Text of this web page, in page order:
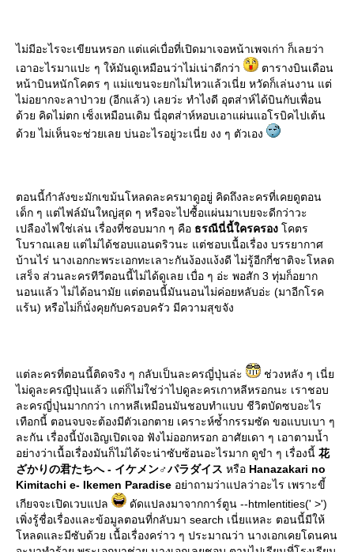
ไม่มีอะไรจะเขียนหรอก แต่แค่เบื่อที่เปิดมาเจอหน้าเพจเก่า ก็เลยว่า
เอาอะไรมาแปะ ๆ ให้มันดูเหมือนว่าไม่เน่าดีกว่า
ตารางบินเดือน
หน้าบินหนักโคตร ๆ แม่แขนจะยกไม่ไหวแล้วเนี่ย หวัดก็เล่นงาน แต่
ไม่อยากจะลาป่าวย (อีกแล้ว) เลยว่ะ ทำไงดี อุตส่าห์ได้บินกับเพื่อน
ด้วย คิดไม่ตก เซ็งเหมือนเดิม นี่อุตส่าห์หอบเอาแผ่นแอโรบิคไปเต้น
ด้วย ไม่เห็นจะช่วยเลย บ่นอะไรอยู่วะเนี่ย งง ๆ ตัวเอง
ตอนนี้กำลังขะมักเขม้นโหลดละครมาดูอยู่ คิดถึงละครที่เคยดูตอน
เด็ก ๆ แต่ไฟล์มันใหญ่สุด ๆ หรือจะไปซื้อแผ่นมาเบยจะดีกว่าวะ
เปลืองไฟใช่เล่น เรื่องที่ชอบมาก ๆ คือ ธรณีนี่นี้ใครครอง คตร
บราณเลย แต่ไม่ได้ชอบแอนดริวนะ แต่ชอบเนื้อเรื่อง บรรยากาศ
บ้านไร่ นางเอกกะพระเอกทะเลาะกันง้องแง้งดี ไม่รู้อีกกี่ชาติจะโหลด
เสร็จ ส่วนละครทีวีตอนนี้ไม่ได้ดูเลย เบื่อ ๆ อ่ะ พอสัก 3 ทุ่มก็อยาก
นอนแล้ว ไม่ได้อนามัย แต่ตอนนี้มันนอนไม่ค่อยหลับอ่ะ (มาอีกโรค
ร้น) หรือไม่ก็นั่งคุยกับครอบครัว มีความสุขจัง
ต่ละครที่ตอนนี้ติดจริง ๆ กลับเป็นละครญี่ปุ่นล่ะ
ช่วงหลัง ๆ เนี่
ไม่ดูละครญีปุ่นแล้ว แต่ก็ไม่ใช่ว่าไปดูละครเกาหลีหรอกนะ เราชอบ
ละครญี่ปุ่นมากกว่า เกาหลีเหมือนมันชอบทำแบบ ชีวิตบัดซบอะไร
เทือกนี้ ตอนจบจะต้องมีตัวเอกตาย เคราะห์ซ้ำกรรมซัด ขอแบบเบา ๆ
ละกัน เรื่องนี้บังเอิญเปิดเจอ ฟังไม่ออกหรอก อาศัยเดา ๆ เอาตามน้ำ
อย่างว่าเนื้อเรื่องมันก็ไม่ได้จะน่าซับซ้อนอะไรมาก ดูขำ ๆ เรื่องนี้ 花
ざかりの君たちへ - イケメン♂パラダイス หรือ Hanazakari no
Kimitachi e- Ikemen Paradise อย่าถามว่าแปลว่าอะไร เพราะขี้
เกียจจะเปิดเวบแปล
ดัดแปลงมาจากการ์ตูน --htmlentities(' >')
เพิ่งรู้ชื่อเรื่องและข้อมูลตอนที่กลับมา search เนี่ยแหละ ตอนนี้มีให้
หลดและมีซับด้วย เนื้อเรื่องคร่าว ๆ ประมาณว่า นางเอกเคยโดนคน